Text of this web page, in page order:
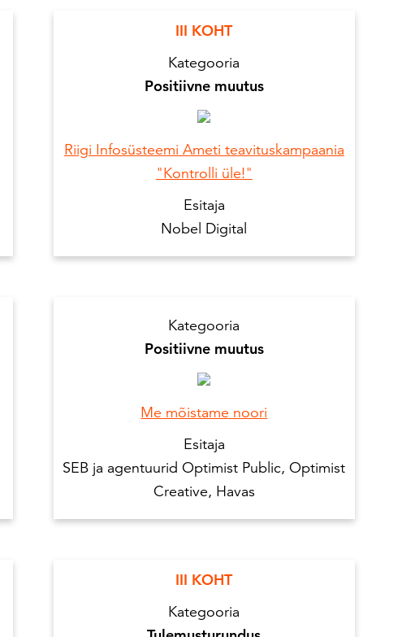
III KOHT
Kategooria
Positiivne muutus
Riigi Infosüsteemi Ameti teavituskampaania
"Kontrolli üle!"
Esitaja
Nobel Digital
Kategooria
Positiivne muutus
Me mõistame noori
Esitaja
SEB ja agentuurid Optimist Public, Optimist
Creative, Havas
III KOHT
Kategooria